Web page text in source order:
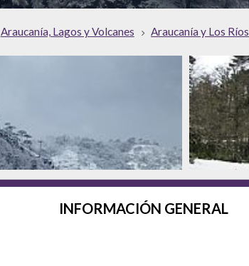
Araucanía, Lagos y Volcanes Araucanía y Los Ríos
INFORMACIÓN GENERAL